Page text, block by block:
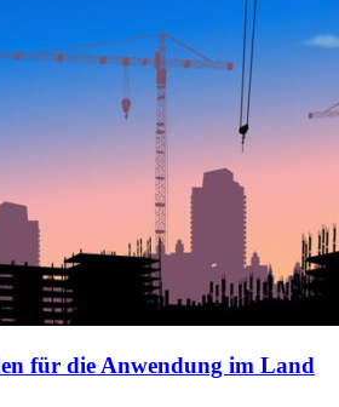
für die Anwendung im Land